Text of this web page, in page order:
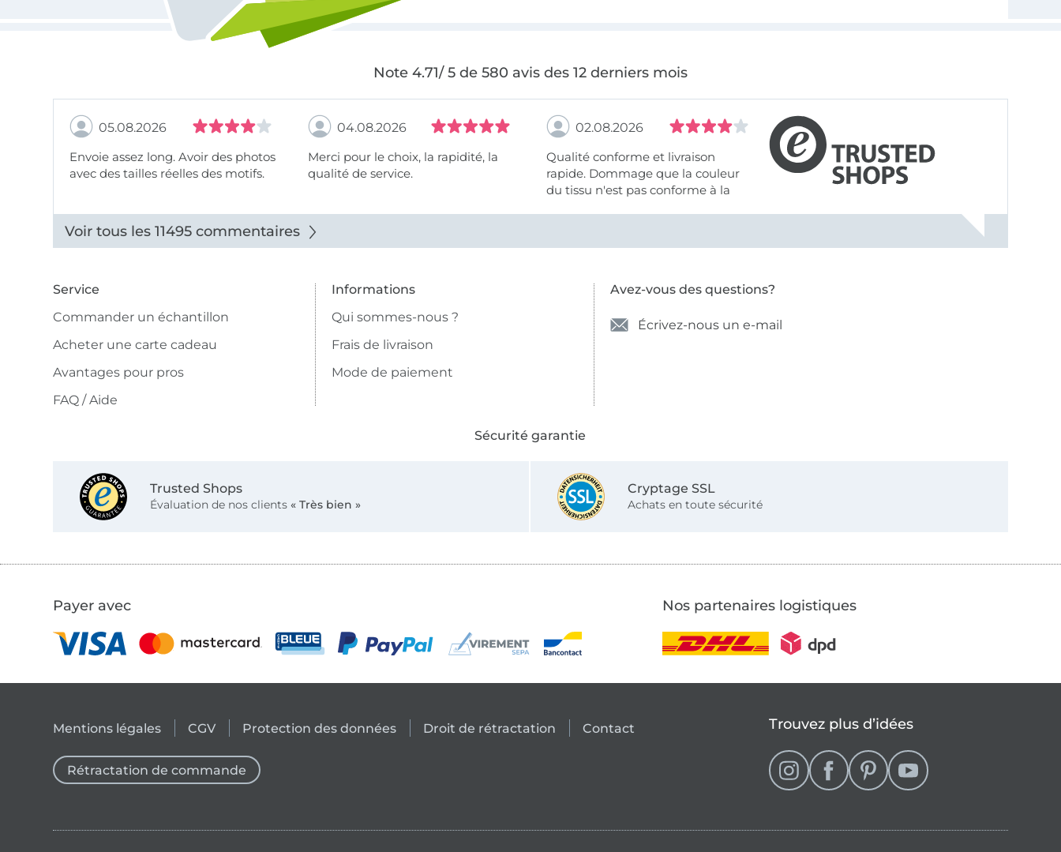
Note 4.71/ 5 de 580 avis des 12 derniers mois
05.08.2026
Envoie assez long. Avoir des photos
avec des tailles réelles des motifs.
04.08.2026
Merci pour le choix, la rapidité, la
qualité de service.
02.08.2026
Qualité conforme et livraison
rapide. Dommage que la couleur
du tissu n'est pas conforme à la
Voir tous les 11495 commentaires
Service
Commander un échantillon
Acheter une carte cadeau
Avantages pour pros
FAQ / Aide
Informations
Qui sommes-nous ?
Frais de livraison
Mode de paiement
Avez-vous des questions?
Écrivez-nous un e-mail
Sécurité garantie
Trusted Shops
Évaluation de nos clients « Très bien »
Cryptage SSL
Achats en toute sécurité
Payer avec Nos partenaires logistiques
Mentions légales CGV Protection des données Droit de rétractation Contact
Rétractation de commande
Trouvez plus d’idées